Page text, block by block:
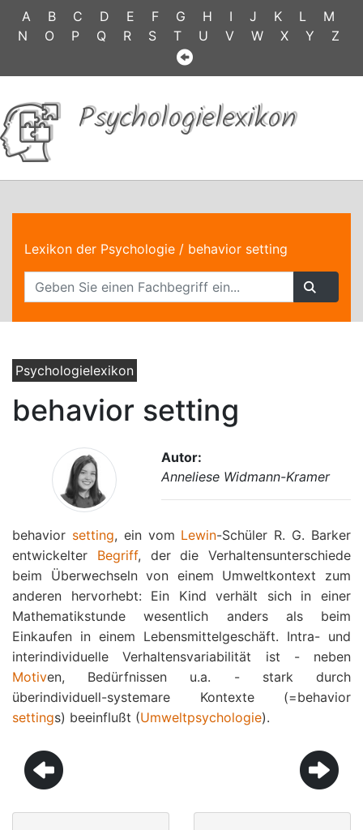
A B C D E F G H I J K L
M
N
O P Q R S T U V W X Y Z
Psychologielexikon
Lexikon der Psychologie / behavior setting
Psychologielexikon
behavior setting
Autor:
Anneliese Widmann-Kramer
behavior setting, ein vom Lewin-Schüler R. G. Barker
entwickelter Begriff, der die Verhaltensunterschiede
beim Überwechseln von einem Umweltkontext zum
anderen hervorhebt: Ein Kind verhält sich in einer
Mathematikstunde wesentlich anders als beim
Einkaufen in einem Lebensmittelgeschäft. Intra- und
interindividuelle Verhaltensvariabilität ist - neben
Motiven, Bedürfnissen u.a. - stark durch
überindividuell-systemare Kontexte (=behavior
settings) beeinflußt (Umweltpsychologie).